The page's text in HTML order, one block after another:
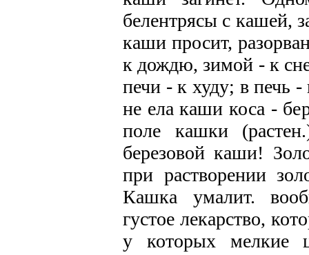
белентрясы с кашей,
каши просит,
к дождю, зимой - к
печи - к худу; в печь
не ела каши коса -
поле кашки
березовой каши!
при растворении
Кашка умалит.
густое лекарство,
у которых мелкие